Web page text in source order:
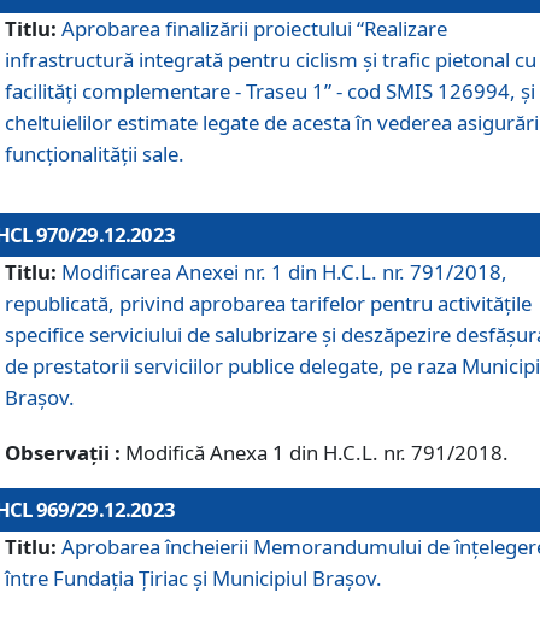
Titlu: Aprobarea finalizării proiectului “Realizare
infrastructură integrată pentru ciclism şi trafic pietonal cu
facilităţi complementare - Traseu 1” - cod SMIS 126994, și
cheltuielilor estimate legate de acesta în vederea
funcționalității sale.
970/29.12.2023
Titlu: Modificarea Anexei nr. 1 din H.C.L. nr. 791/2018,
republicată, privind aprobarea tarifelor pentru activitățile
specifice serviciului de salubrizare și deszăpezire
de prestatorii serviciilor publice delegate, pe raza
Brașov.
Observații : Modifică Anexa 1 din H.C.L. nr. 791/2018.
969/29.12.2023
Titlu: Aprobarea încheierii Memorandumului de
între Fundația Țiriac și Municipiul Brașov.